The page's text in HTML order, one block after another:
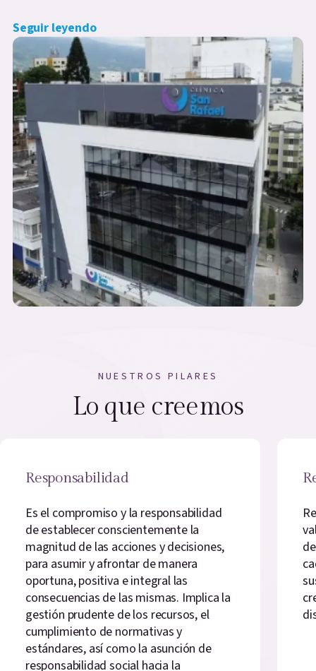
Seguir leyendo
NUESTROS PILARES
Lo que creemos
Responsabilidad
Es el compromiso y la responsabilidad
de establecer conscientemente la
magnitud de las acciones y decisiones,
para asumir y afrontar de manera
oportuna, positiva e integral las
consecuencias de las mismas. Implica la
gestión prudente de los recursos, el
cumplimiento de normativas y
estándares, así como la asunción de
responsabilidad social hacia la